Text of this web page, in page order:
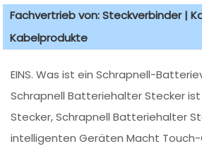
Fachvertrieb von: Steckverbinder |
Kabelprodukte
EINS. Was ist ein Schrapnell-
Schrapnell Batteriehalter Stecker
Stecker, Schrapnell Batteriehalter
intelligenten Geräten Macht